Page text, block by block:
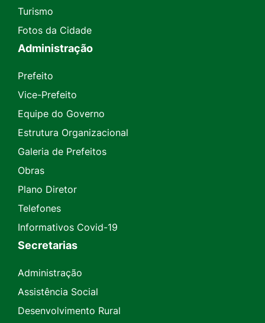
Turismo
Fotos da Cidade
Administração
Prefeito
Vice-Prefeito
Equipe do Governo
Estrutura Organizacional
Galeria de Prefeitos
Obras
Plano Diretor
Telefones
Informativos Covid-19
Secretarias
Administração
Assistência Social
Desenvolvimento Rural